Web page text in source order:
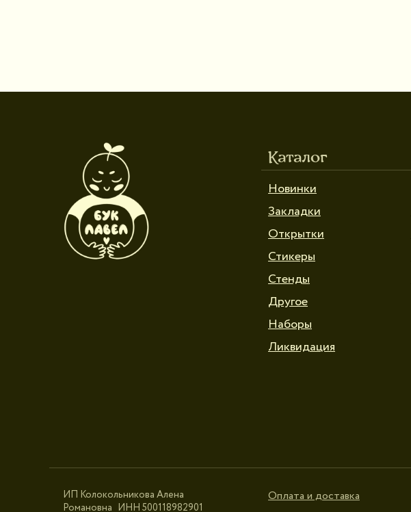
Каталог
Новинки
Закладки
Открытки
Стикеры
Стенды
Другое
Наборы
Ликвидация
ИП Колокольникова Алена
Романовна ИНН 500118982901
Оплата и доставка